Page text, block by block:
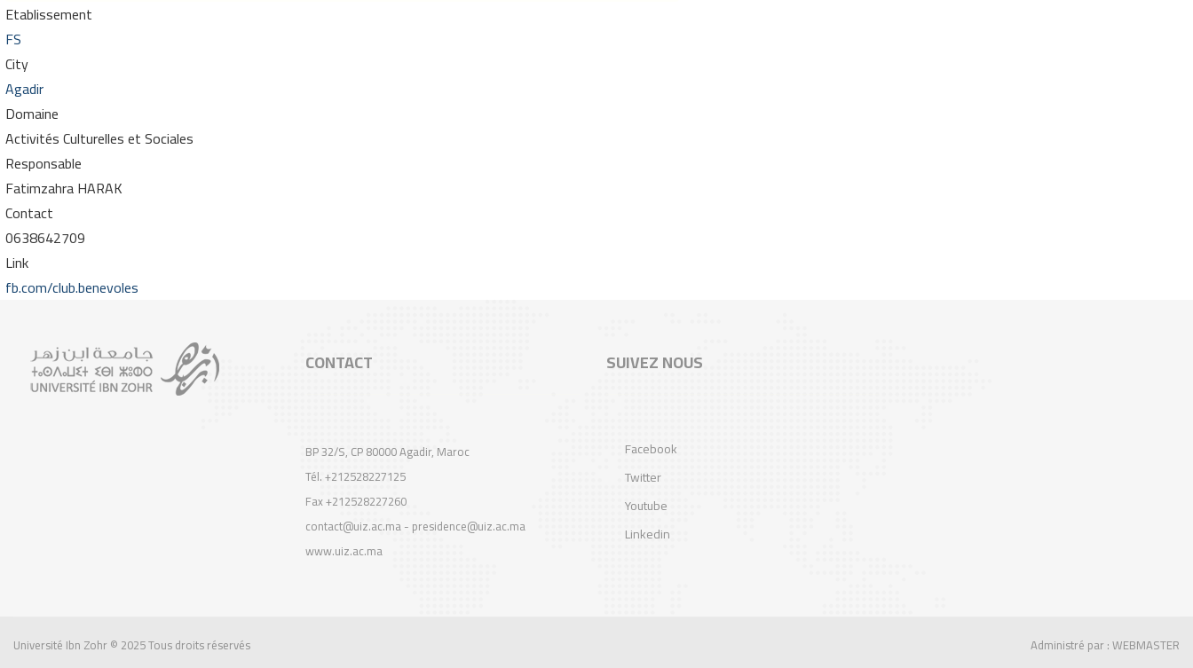
Etablissement
FS
City
Agadir
Domaine
Activités Culturelles et Sociales
Responsable
Fatimzahra HARAK
Contact
0638642709
Link
fb.com/club.benevoles
CONTACT
BP 32/S, CP 80000 Agadir, Maroc
Tél. +212528227125
Fax +212528227260
contact@uiz.ac.ma - presidence@uiz.ac.ma
www.uiz.ac.ma
SUIVEZ NOUS
Facebook
Twitter
Youtube
Linkedin
Université Ibn Zohr© 2025 Tous droits réservés Administré par : WEBMASTER